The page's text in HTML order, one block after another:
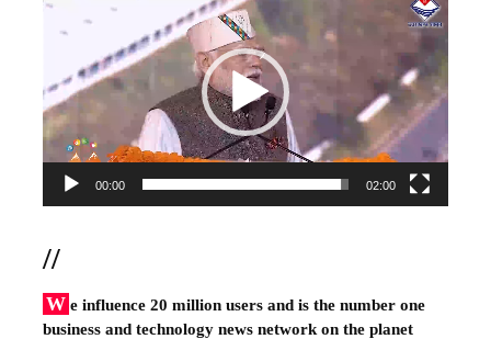
00:00 02:00
//
W e influence 20 million users and is the number one
business and technology news network on the planet